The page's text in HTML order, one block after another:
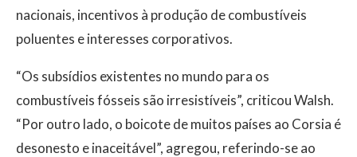
nacionais, incentivos à produção de combustíveis
poluentes e interesses corporativos.
“Os subsídios existentes no mundo para os
combustíveis fósseis são irresistíveis”, criticou Walsh.
“Por outro lado, o boicote de muitos países ao Corsia é
desonesto e inaceitável”, agregou, referindo-se ao